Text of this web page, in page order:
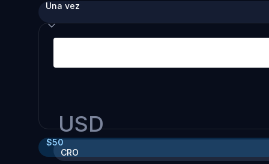
Una vez
USD
CRO
$50